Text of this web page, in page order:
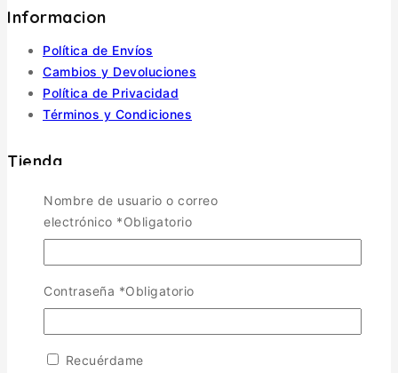
Informacion
Política de Envíos
Cambios y Devoluciones
Política de Privacidad
Términos y Condiciones
Tienda
Escala 1/72
Escala 1/48
Escala 1/144
Escala 1/32
Helicópteros
Nombre de usuario o correo
electrónico *Obligatorio
Contraseña *Obligatorio
Recuérdame